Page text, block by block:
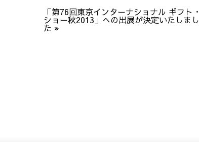
「第76回東京インターナショナル ギフト・
ショー秋2013」への出展が決定いたしまし
た »